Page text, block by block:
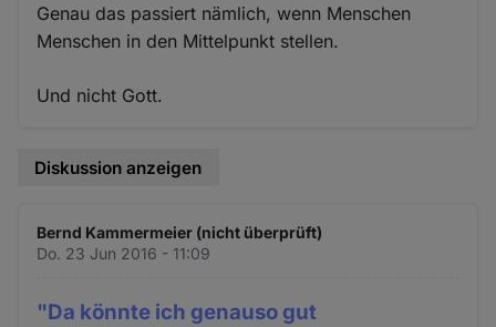
Genau das passiert nämlich, wenn Menschen
Menschen in den Mittelpunkt stellen.
Und nicht Gott.
Diskussion anzeigen
Bernd Kammermeier (nicht überprüft)
Do. 23 Jun 2016 - 11:09
"Da könnte ich genauso gut